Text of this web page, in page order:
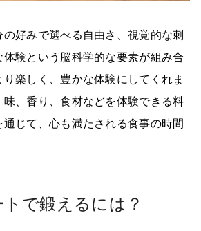
の好みで選べる自由さ、視覚的な刺
験という脳科学的な要素が組み合
楽しく、豊かな体験にしてくれま
、香り、食材などを体験できる料
じて、心も満たされる食事の時間
で鍛えるには？